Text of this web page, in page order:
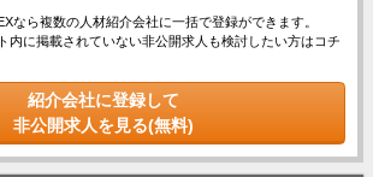
なら複数の人材紹介会社に一括で登録ができます。
内に掲載されていない非公開求人も検討したい方はコチ
紹介会社に登録して
非公開求人を見る(無料)